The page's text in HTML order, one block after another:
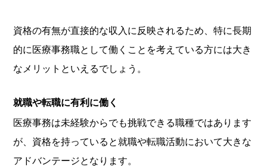
資格の有無が直接的な収入に反映されるため、特に長期
的に医療事務職として働くことを考えている方には大き
なメリットといえるでしょう。
就職や転職に有利に働く
医療事務は未経験からでも挑戦できる職種ではあります
が、資格を持っていると就職や転職活動において大きな
アドバンテージとなります。